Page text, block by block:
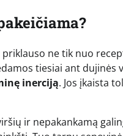
ne tik nuo
tiesiai ant dujinės
inerciją. Jos įkaista
ir nepakankamą